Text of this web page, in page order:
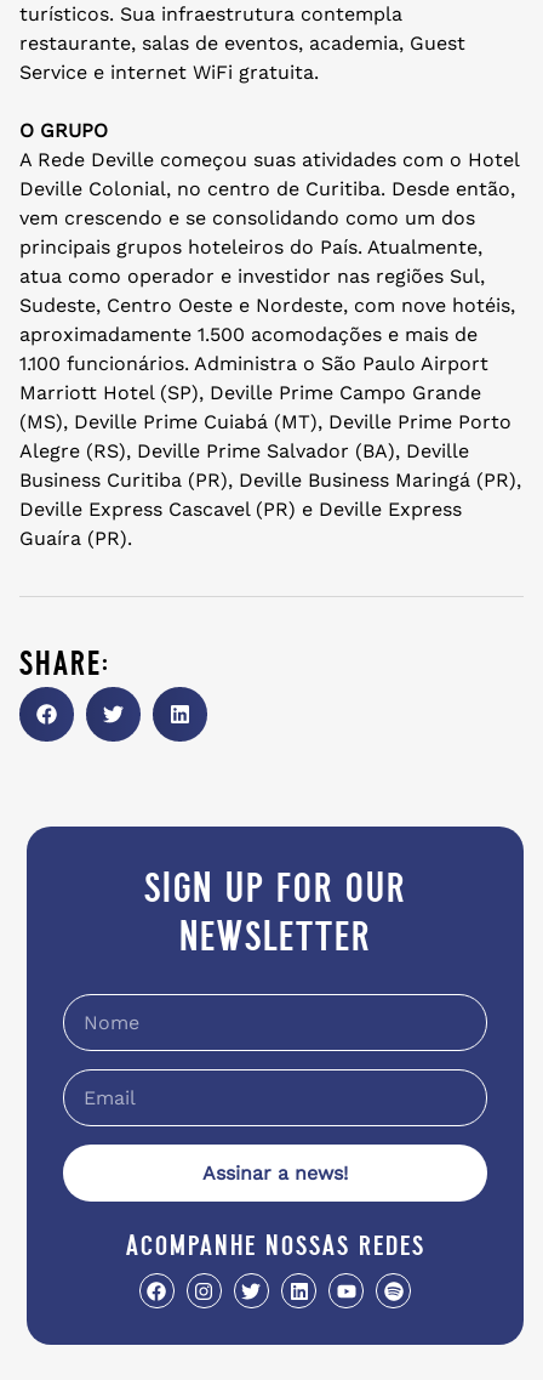
turísticos. Sua infraestrutura contempla
restaurante, salas de eventos, academia, Guest
Service e internet WiFi gratuita.
O GRUPO
A Rede Deville começou suas atividades com o Hotel
Deville Colonial, no centro de Curitiba. Desde então,
vem crescendo e se consolidando como um dos
principais grupos hoteleiros do País. Atualmente,
atua como operador e investidor nas regiões Sul,
Sudeste, Centro Oeste e Nordeste, com nove hotéis,
aproximadamente 1.500 acomodações e mais de
1.100 funcionários. Administra o São Paulo Airport
Marriott Hotel (SP), Deville Prime Campo Grande
(MS), Deville Prime Cuiabá (MT), Deville Prime Porto
Alegre (RS), Deville Prime Salvador (BA), Deville
Business Curitiba (PR), Deville Business Maringá (PR),
Deville Express Cascavel (PR) e Deville Express
Guaíra (PR).
share:
sign up for our
newsletter
Assinar a news!
acompanhe nossas redes